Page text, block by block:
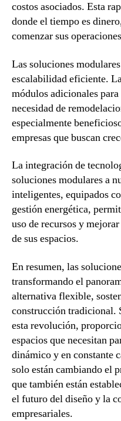
costos asociados. Esta
donde el tiempo es
comenzar sus
Las soluciones
escalabilidad eficiente.
módulos adicionales
necesidad de
especialmente
empresas que buscan
La integración de
soluciones modulares a
inteligentes, equipados
gestión energética,
uso de recursos y
de sus espacios.
En resumen, las
transformando el
alternativa flexible,
construcción tradicional.
esta revolución,
espacios que necesitan
dinámico y en constante
solo están cambiando el
que también están
el futuro del diseño y la
empresariales.